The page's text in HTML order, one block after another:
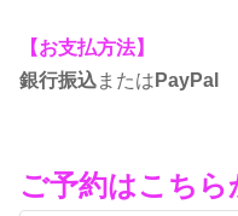
【お支払方法】
銀行振込または PayPal
ご予約はこちら